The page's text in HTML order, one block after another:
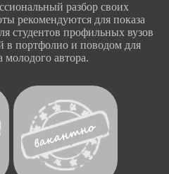
разбор своих
рекомендуются для показа
студентов профильных вузов
в портфолио и поводом для
автора.